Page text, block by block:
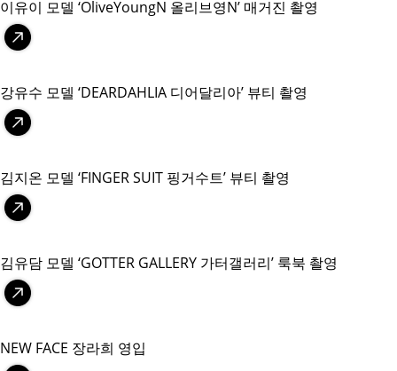
이유이 모델 ‘OliveYoungN 올리브영N’ 매거진 촬영
강유수 모델 ‘DEARDAHLIA 디어달리아’ 뷰티 촬영
김지온 모델 ‘FINGER SUIT 핑거수트’ 뷰티 촬영
김유담 모델 ‘GOTTER GALLERY 가터갤러리’ 룩북 촬영
NEW FACE 장라희 영입